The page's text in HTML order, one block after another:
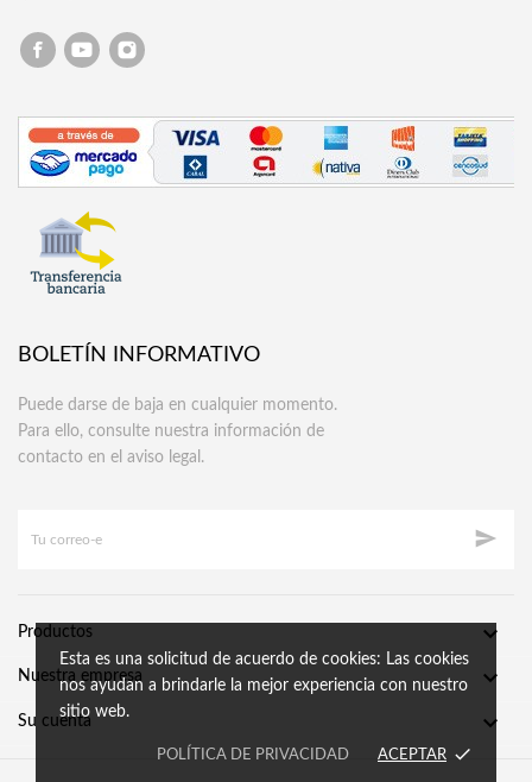
BOLETÍN INFORMATIVO
Puede darse de baja en cualquier momento.
Para ello, consulte nuestra información de
contacto en el aviso legal.

Productos 
Nuestra empresa 
Su cuenta 
Esta es una solicitud de acuerdo de cookies: Las cookies
nos ayudan a brindarle la mejor experiencia con nuestro
sitio web.
POLÍTICA DE PRIVACIDAD ACEPTAR done